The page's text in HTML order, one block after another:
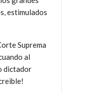
estimulados
Suprema
al
dictador